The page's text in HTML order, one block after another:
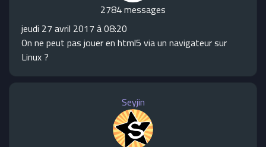
2784 messages
jeudi 27 avril 2017 à 08:20
On ne peut pas jouer en html5 via un navigateur sur
Linux ?
Seyjin